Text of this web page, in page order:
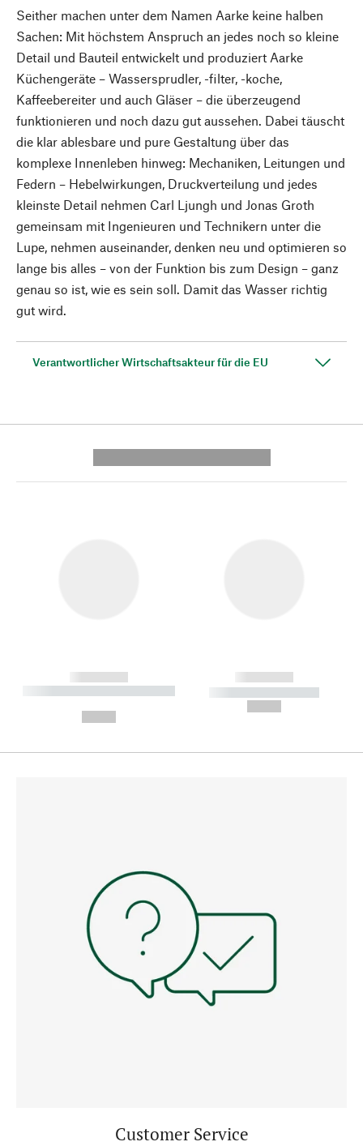
Seither machen unter dem Namen Aarke keine halben
Sachen: Mit höchstem Anspruch an jedes noch so kleine
Detail und Bauteil entwickelt und produziert Aarke
Küchengeräte – Wassersprudler, -filter, -koche,
Kaffeebereiter und auch Gläser – die überzeugend
funktionieren und noch dazu gut aussehen. Dabei täuscht
die klar ablesbare und pure Gestaltung über das
komplexe Innenleben hinweg: Mechaniken, Leitungen und
Federn – Hebelwirkungen, Druckverteilung und jedes
kleinste Detail nehmen Carl Ljungh und Jonas Groth
gemeinsam mit Ingenieuren und Technikern unter die
Lupe, nehmen auseinander, denken neu und optimieren so
lange bis alles – von der Funktion bis zum Design – ganz
genau so ist, wie es sein soll. Damit das Wasser richtig
gut wird.
Verantwortlicher Wirtschaftsakteur für die EU
------------
----------- ----------- --------
------------
----------- -----------
Customer Service